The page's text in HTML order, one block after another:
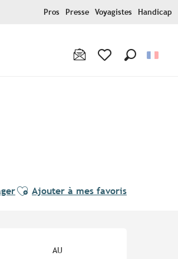
Pros Presse Voyagistes Handicap
Ajouter aux favoris
Ajouter à mes favoris
AU